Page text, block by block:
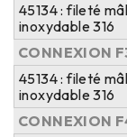
45134 : fileté
inoxydable 316
CONNEXION
45134 : fileté
inoxydable 316
CONNEXION